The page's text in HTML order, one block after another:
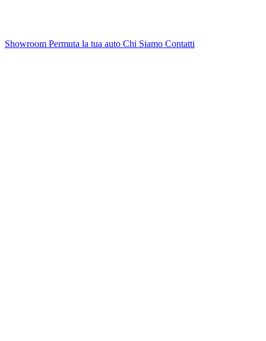
Showroom Permuta la tua auto Chi Siamo Contatti